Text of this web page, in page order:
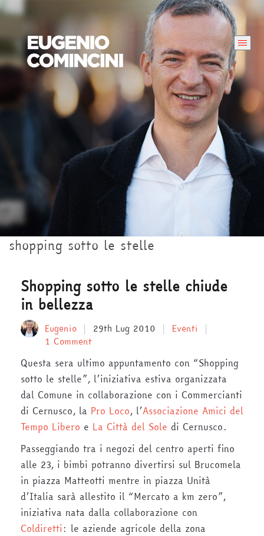
shopping sotto le stelle
Shopping sotto le stelle chiude
in bellezza
Eugenio 29th Lug 2010
Eventi
1 Comment
Questa sera ultimo appuntamento con “Shopping
sotto le stelle”, l’iniziativa estiva organizzata
dal Comune in collaborazione con i Commercianti
di Cernusco, la Pro Loco, l’Associazione Amici del
Tempo Libero e La Città del Sole di Cernusco.
Passeggiando tra i negozi del centro aperti fino
alle 23, i bimbi potranno divertirsi sul Brucomela
in piazza Matteotti mentre in piazza Unità
d’Italia sarà allestito il “Mercato a km zero”,
iniziativa nata dalla collaborazione con
Coldiretti: le aziende agricole della zona